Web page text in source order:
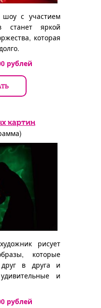
шоу с участием
станет яркой
которая
рублей
картин
рисует
которые
друг в друга и
и
рублей